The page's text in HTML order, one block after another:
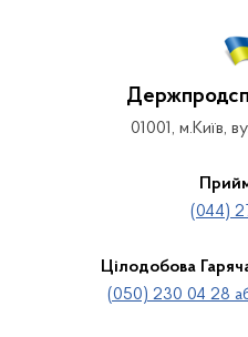
01001, м.Київ,
(044)
Цілодобова
(050) 230 04 28